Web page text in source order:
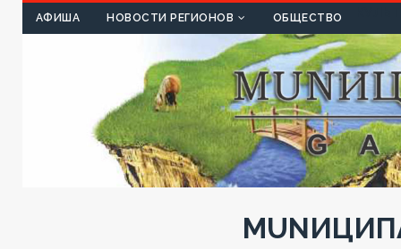
АФИША НОВОСТИ РЕГИОНОВ ОБЩЕСТВО